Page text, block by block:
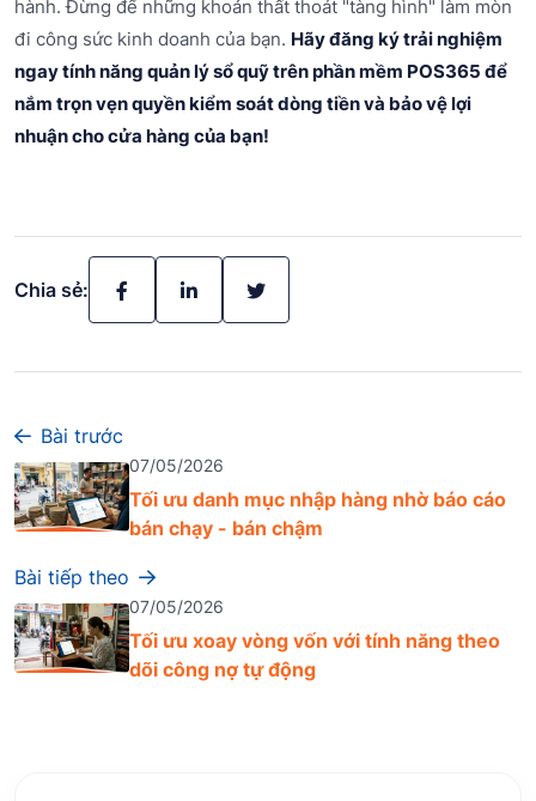
hành. Đừng để những khoản thất thoát "tàng hình" làm mòn
đi công sức kinh doanh của bạn. Hãy đăng ký trải nghiệm
ngay tính năng quản lý sổ quỹ trên phần mềm POS365 để
nắm trọn vẹn quyền kiểm soát dòng tiền và bảo vệ lợi
nhuận cho cửa hàng của bạn!
Chia sẻ:
Bài trước
07/05/2026
Tối ưu danh mục nhập hàng nhờ báo cáo
bán chạy - bán chậm
Bài tiếp theo
07/05/2026
Tối ưu xoay vòng vốn với tính năng theo
dõi công nợ tự động